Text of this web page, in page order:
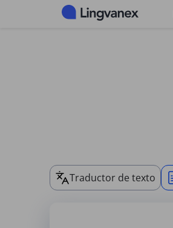
Panel de gestión de cookies
Traductor de texto